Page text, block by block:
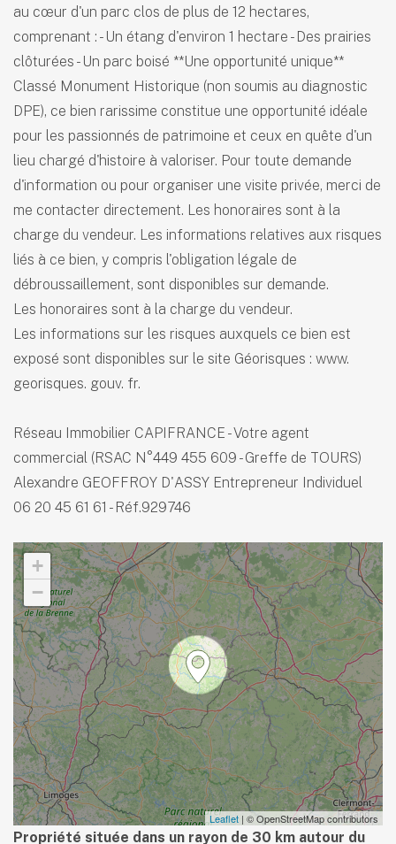
+
−
Leaflet | © OpenStreetMap contributors
Propriété située dans un rayon de 30 km autour du
au cœur d'un parc clos de plus de 12 hectares,
comprenant : - Un étang d'environ 1 hectare - Des prairies
clôturées - Un parc boisé **Une opportunité unique**
Classé Monument Historique (non soumis au diagnostic
DPE), ce bien rarissime constitue une opportunité idéale
pour les passionnés de patrimoine et ceux en quête d'un
lieu chargé d'histoire à valoriser. Pour toute demande
d'information ou pour organiser une visite privée, merci de
me contacter directement. Les honoraires sont à la
charge du vendeur. Les informations relatives aux risques
liés à ce bien, y compris l'obligation légale de
débroussaillement, sont disponibles sur demande.
Les honoraires sont à la charge du vendeur.
Les informations sur les risques auxquels ce bien est
exposé sont disponibles sur le site Géorisques : www.
georisques. gouv. fr.
Réseau Immobilier CAPIFRANCE - Votre agent
commercial (RSAC N°449 455 609 - Greffe de TOURS)
Alexandre GEOFFROY D'ASSY Entrepreneur Individuel
06 20 45 61 61 - Réf.929746